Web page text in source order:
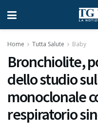
Home Tutta Salute Baby
Bronchiolite,
dello studio
monoclonale
respiratorio